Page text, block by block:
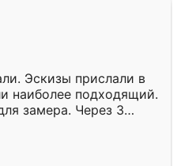
Эскизы прислали в
наиболее подходящий.
замера. Через 3
готова. Остались
Ренессанс
работу!